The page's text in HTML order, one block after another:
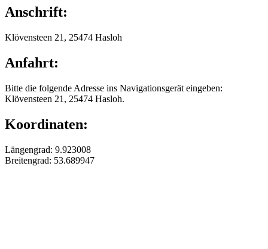
Anschrift:
Klövensteen 21, 25474 Hasloh
Anfahrt:
Bitte die folgende Adresse ins Navigationsgerät eingeben:
Klövensteen 21, 25474 Hasloh.
Koordinaten:
Längengrad: 9.923008
Breitengrad: 53.689947